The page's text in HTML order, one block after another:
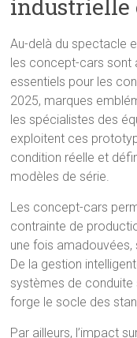
industrielle
Au-delà du spectacle
les concept-cars sont
essentiels pour les
2025, marques
les spécialistes des
exploitent ces
condition réelle et
modèles de série.
Les concept-cars
contrainte de
une fois amadouvées,
De la gestion
systèmes de
forge le socle des
Par ailleurs, l’impact